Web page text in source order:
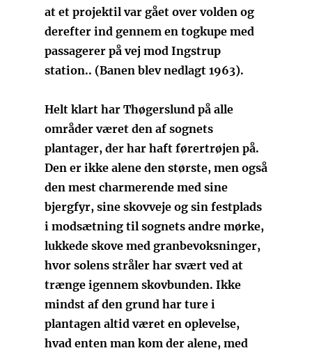
at et projektil var gået over volden og
derefter ind gennem en togkupe med
passagerer på vej mod Ingstrup
station.. (Banen blev nedlagt 1963).
Helt klart har Thøgerslund på alle
områder været den af sognets
plantager, der har haft førertrøjen på.
Den er ikke alene den største, men også
den mest charmerende med sine
bjergfyr, sine skovveje og sin festplads
i modsætning til sognets andre mørke,
lukkede skove med granbevoksninger,
hvor solens stråler har svært ved at
trænge igennem skovbunden. Ikke
mindst af den grund har ture i
plantagen altid været en oplevelse,
hvad enten man kom der alene, med